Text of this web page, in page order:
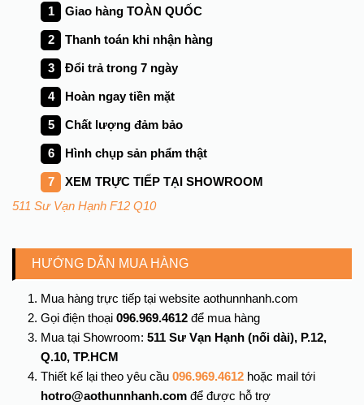
Giao hàng TOÀN QUỐC
Thanh toán khi nhận hàng
Đổi trả trong 7 ngày
Hoàn ngay tiền mặt
Chất lượng đảm bảo
Hình chụp sản phẩm thật
XEM TRỰC TIẾP TẠI SHOWROOM
511 Sư Vạn Hạnh F12 Q10
HƯỚNG DẪN MUA HÀNG
Mua hàng trực tiếp tại website aothunnhanh.com
Gọi điện thoại 096.969.4612 để mua hàng
Mua tại Showroom: 511 Sư Vạn Hạnh (nối dài), P.12,
Q.10, TP.HCM
Thiết kế lại theo yêu cầu 096.969.4612 hoặc mail tới
hotro@aothunnhanh.com để được hỗ trợ